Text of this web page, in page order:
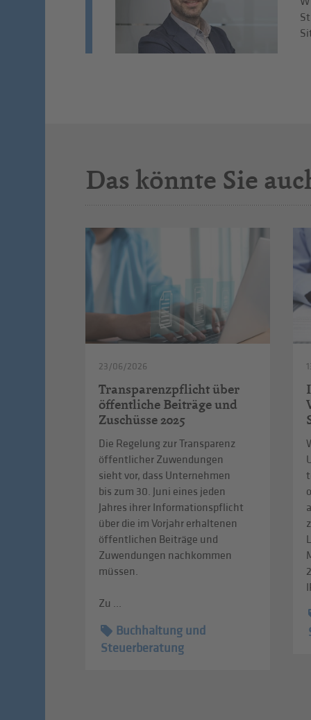
Das könnte Sie
23/06/2026
Transparenzpflicht über
öffentliche Beiträge und
Zuschüsse 2025
Die Regelung zur Transparenz
öffentlicher Zuwendungen
sieht vor, dass Unternehmen
bis zum 30. Juni eines jeden
Jahres ihrer Informationspflicht
über die im Vorjahr erhaltenen
öffentlichen Beiträge und
Zuwendungen nachkommen
müssen.
Zu ...
Buchhaltung und
Steuerberatung